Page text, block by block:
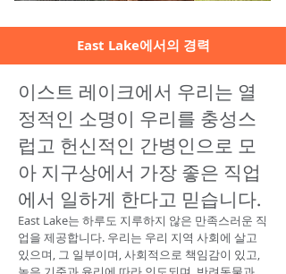
East Lake에서의 경력
이스트 레이크에서 우리는 열
정적인 소명이 우리를 충성스
럽고 헌신적인 간병인으로 모
아 지구상에서 가장 좋은 직업
에서 일하게 한다고 믿습니다.
East Lake는 하루도 지루하지 않은 만족스러운 직
업을 제공합니다. 우리는 우리 지역 사회에 살고
있으며, 그 일부이며, 사회적으로 책임감이 있고,